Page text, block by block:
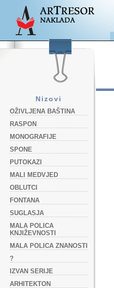
Nizovi
OŽIVLJENA BAŠTINA
RASPON
MONOGRAFIJE
SPONE
PUTOKAZI
MALI MEDVJED
OBLUTCI
FONTANA
SUGLASJA
MALA POLICA
KNJIŽEVNOSTI
MALA POLICA ZNANOSTI
?
IZVAN SERIJE
ARHITEKTON